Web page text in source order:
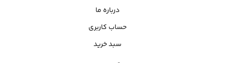
درباره ما
حساب کاربری
سبد خرید